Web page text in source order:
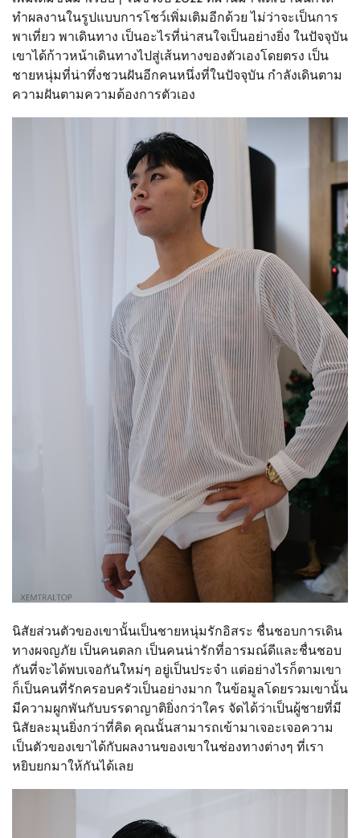
ทำผลงานในรูปแบบการโชว์เพิ่มเติมอีกด้วย ไม่ว่าจะเป็นการ
พาเที่ยว พาเดินทาง เป็นอะไรที่น่าสนใจเป็นอย่างยิ่ง ในปัจจุบัน
เขาได้ก้าวหน้าเดินทางไปสู่เส้นทางของตัวเองโดยตรง เป็น
ชายหนุ่มที่น่าทึ่งชวนฝันอีกคนหนึ่งที่ในปัจจุบัน กำลังเดินตาม
ความฝันตามความต้องการตัวเอง
นิสัยส่วนตัวของเขานั้นเป็นชายหนุ่มรักอิสระ ชื่นชอบการเดิน
ทางผจญภัย เป็นคนตลก เป็นคนน่ารักที่อารมณ์ดีและชื่นชอบ
กันที่จะได้พบเจอกันใหม่ๆ อยู่เป็นประจำ แต่อย่างไรก็ตามเขา
ก็เป็นคนที่รักครอบครัวเป็นอย่างมาก ในข้อมูลโดยรวมเขานั้น
มีความผูกพันกับบรรดาญาติยิ่งกว่าใคร จัดได้ว่าเป็นผู้ชายที่มี
นิสัยละมุนยิ่งกว่าที่คิด คุณนั้นสามารถเข้ามาเจอะเจอความ
เป็นตัวของเขาได้กับผลงานของเขาในช่องทางต่างๆ ที่เรา
หยิบยกมาให้กันได้เลย